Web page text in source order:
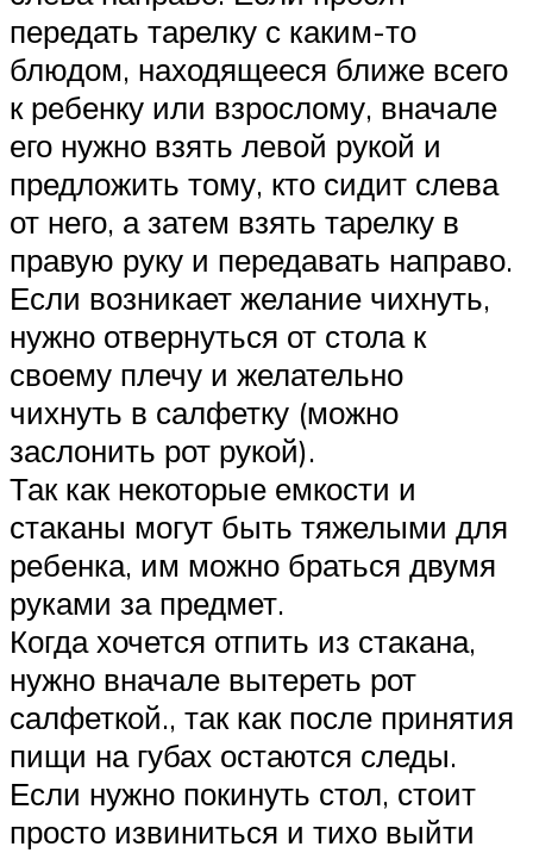
передать тарелку с каким-то
блюдом, находящееся ближе всего
к ребенку или взрослому, вначале
его нужно взять левой рукой и
предложить тому, кто сидит слева
от него, а затем взять тарелку в
правую руку и передавать направо.
Если возникает желание чихнуть,
нужно отвернуться от стола к
своему плечу и желательно
чихнуть в салфетку (можно
заслонить рот рукой).
Так как некоторые емкости и
стаканы могут быть тяжелыми для
ребенка, им можно браться двумя
руками за предмет.
Когда хочется отпить из стакана,
нужно вначале вытереть рот
салфеткой., так как после принятия
пищи на губах остаются следы.
Если нужно покинуть стол, стоит
просто извиниться и тихо выйти